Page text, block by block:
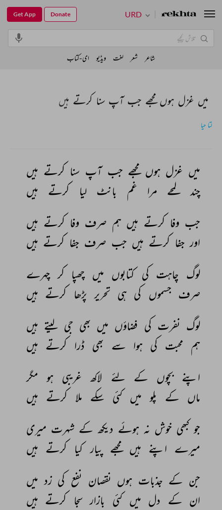
میں غزل ہوں مجھے جب آپ سنا کرتے ہیں
لتا حیا
میں غزل ہوں مجھے جب آپ سنا کرتے ہیں
چند
لمحے مرا غم بانٹ لیا کرتے
ہیں
جب وفا کرتے ہیں ہم صرف وفا کرتے ہیں
اور جفا کرتے ہیں جب صرف جفا کرتے ہیں
لوگ چاہت کی کتابوں میں چھپا کر چہرے
صرف جسموں کی ہی تحریر پڑھا کرتے ہیں
لوگ نفرت کی فضاؤں میں بھی جی لیتے ہیں
ہم محبت کی ہوا سے بھی ڈرا کرتے ہیں
اپنے بچوں کے لئے لاکھ غریبی ہو مگر
ماں کے پلو میں کئی سکے ملا کرتے ہیں
جو کبھی خوش نہ ہوئے دیکھ کے شہرت میری
میرے اپنے ہیں مجھے پیار کیا کرتے ہیں
جن کے جذبات ہوں نقصان نفع کی زد میں
ان کے دل میں کئی بازار سجا کرتے ہیں
URD
Get App Donate
شاعر شعر لغت ویڈیو ای-کتاب